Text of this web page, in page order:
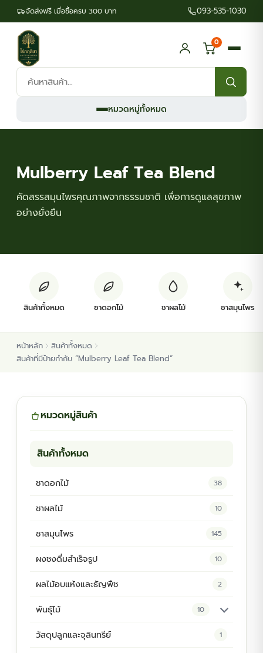
จัดส่งฟรี เมื่อซื้อครบ 300 บาท 093-535-1030
ค้นหา
สินค้า:
0
หมวดหมู่ทั้งหมด
ต้นพันธุ์สมุนไพร
ต้นพันธุ์ไม้ป่า
ไม้ดอกไม้ประดับ
Mulberry Leaf Tea Blend
คัดสรรสมุนไพรคุณภาพจากธรรมชาติ เพื่อการดูแลสุขภาพ
อย่างยั่งยืน
สินค้าทั้งหมด ชาดอกไม้ ชาผลไม้ ชาสมุนไพร
หน้าหลัก
สินค้าทั้งหมด
สินค้าที่มีป้ายกำกับ “Mulberry Leaf Tea Blend”
หมวดหมู่สินค้า
สินค้าทั้งหมด
ชาดอกไม้ 38
ชาผลไม้ 10
ชาสมุนไพร 145
ผงชงดื่มสำเร็จรูป 10
ผลไม้อบแห้งและธัญพืช 2
พันธุ์ไม้ 10
ต้นพันธุ์สมุนไพร 5
วัสดุปลูกและจุลินทรีย์ 1